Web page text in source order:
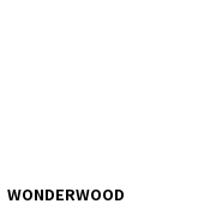
WONDERWOOD